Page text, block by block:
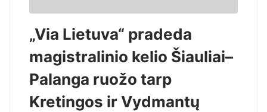
„Via Lietuva“ pradeda
magistralinio kelio Šiauliai–
Palanga ruožo tarp
Kretingos ir Vydmantų